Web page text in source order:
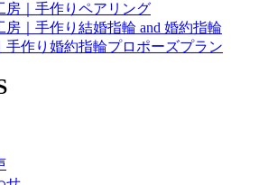
房｜手作りペアリング
房｜手作り結婚指輪 and 婚約指輪
手作り婚約指輪プロポーズプラン